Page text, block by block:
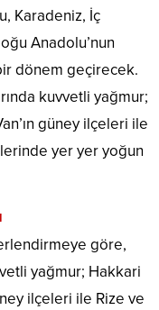
Karadeniz, İç
Anadolu’nun
dönem geçirecek.
kuvvetli yağmur;
güney ilçeleri ile
yer yer yoğun
göre,
yağmur; Hakkari
ilçeleri ile Rize ve